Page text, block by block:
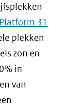
31
plekken
zon en
in
van